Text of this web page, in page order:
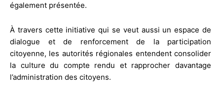
également présentée.
À travers cette initiative qui se veut aussi un espace de
dialogue et de renforcement de la participation
citoyenne, les autorités régionales entendent consolider
la culture du compte rendu et rapprocher davantage
l’administration des citoyens.